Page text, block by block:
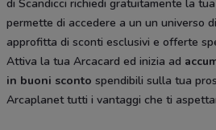
di Scandicci richiedi gratuitamente la
permette di accedere a un un universo
approfitta di sconti esclusivi e offerte
Attiva la tua Arcacard ed inizia ad
in buoni sconto spendibili sulla tua
Arcaplanet tutti i vantaggi che ti